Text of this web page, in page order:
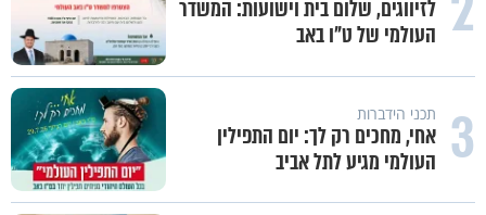
לזיווגים, שלום בית וישועות: המשדר
העולמי של ט"ו באב
3 תכני הידברות
אחי, מחכים רק לך: יום התפילין
העולמי מגיע לתל אביב